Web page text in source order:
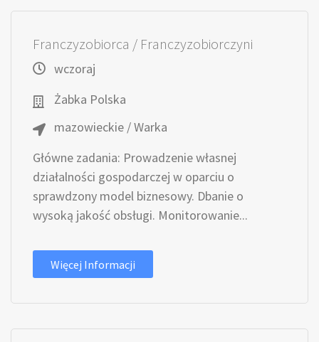
Franczyzobiorca / Franczyzobiorczyni
wczoraj
Żabka Polska
mazowieckie / Warka
Główne zadania: Prowadzenie własnej
działalności gospodarczej w oparciu o
sprawdzony model biznesowy. Dbanie o
wysoką jakość obsługi. Monitorowanie...
Więcej Informacji